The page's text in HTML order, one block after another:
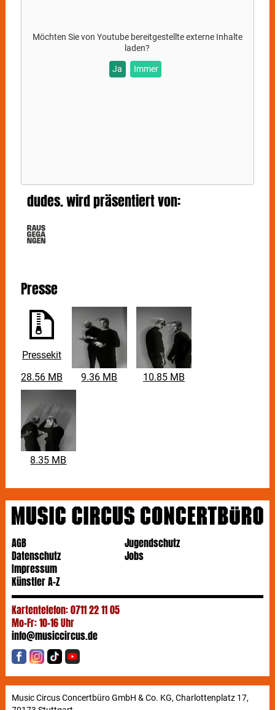
Möchten Sie von Youtubebereitgestellte externe Inhalte
laden?
Ja Immer
dudes. wird präsentiert von:
Presse
Pressekit
28.56 MB
9.36 MB 10.85 MB
8.35 MB
AGB
Datenschutz
Impressum
Jugendschutz
Jobs
Künstler A-Z
Kartentelefon: 0711 22 11 05
Mo-Fr: 10-16 Uhr
info@musiccircus.de
Music Circus Concertbüro GmbH & Co. KG, Charlottenplatz 17,